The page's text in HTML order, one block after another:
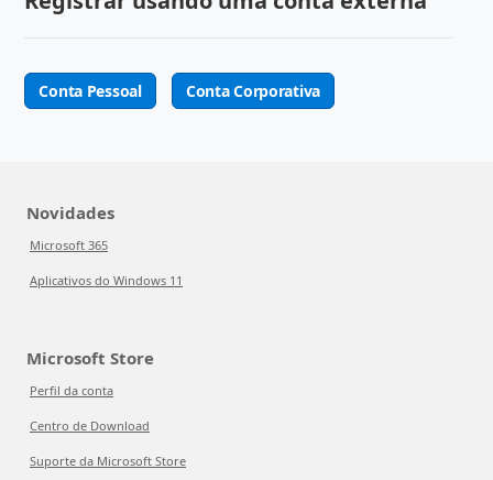
Conta Pessoal Conta Corporativa
Novidades
Microsoft 365
Aplicativos do Windows 11
Microsoft Store
Perfil da conta
Centro de Download
Suporte da Microsoft Store